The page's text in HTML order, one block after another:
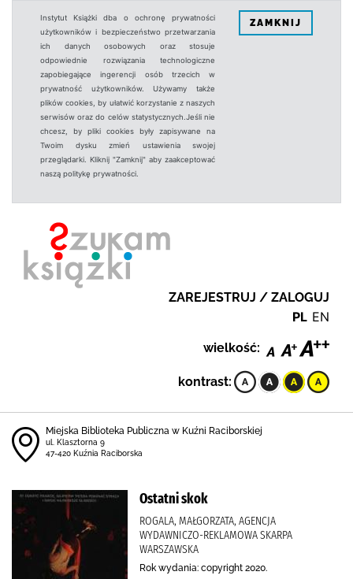
Instytut Książki dba o ochronę prywatności
użytkowników i bezpieczeństwo przetwarzania
ich danych osobowych oraz stosuje
odpowiednie rozwiązania technologiczne
zapobiegające ingerencji osób trzecich w
prywatność użytkowników. Używamy także
plików cookies, by ułatwić korzystanie z naszych
serwisów oraz do celów statystycznych.Jeśli nie
chcesz, by pliki cookies były zapisywane na
Twoim dysku zmień ustawienia swojej
przeglądarki. Kliknij "Zamknij" aby zaakceptować
naszą politykę prywatności.
ZAMKNIJ
ZAREJESTRUJ / ZALOGUJ
PL EN
wielkość:
kontrast:
Miejska Biblioteka Publiczna w Kuźni Raciborskiej
ul. Klasztorna 9
47-420 Kuźnia Raciborska
Ostatni skok
ROGALA, MAŁGORZATA, AGENCJA
WYDAWNICZO-REKLAMOWA SKARPA
WARSZAWSKA
Rok wydania: copyright 2020.